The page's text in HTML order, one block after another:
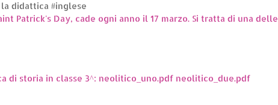
didattica #inglese
Patrick's Day, cade ogni anno il 17 marzo. Si tratta di una delle
di storia in classe 3^: neolitico_uno.pdf neolitico_due.pdf